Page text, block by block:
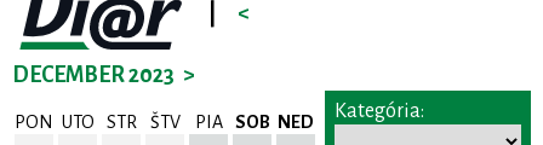
<
DECEMBER 2023 >
PON UTO STR ŠTV PIA SOB NED Kategória: